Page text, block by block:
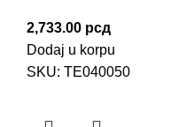
2,733.00 рсд
Dodaj u korpu
SKU: TE040050